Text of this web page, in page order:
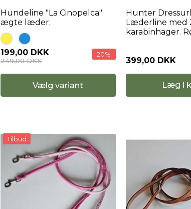
Hundeline "La Cinopelca"
ægte læder.
199,00 DKK
249,00 DKK
20%
Vælg variant
Hunter
Læderline med
karabinhager.
399,00 DKK
Læg i
Tilbud